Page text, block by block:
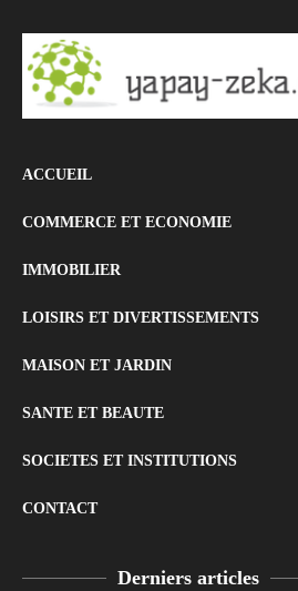
ACCUEIL
COMMERCE ET ECONOMIE
IMMOBILIER
LOISIRS ET DIVERTISSEMENTS
MAISON ET JARDIN
SANTE ET BEAUTE
SOCIETES ET INSTITUTIONS
CONTACT
Derniers articles